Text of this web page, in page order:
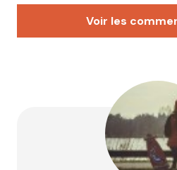
Voir les
Bonjour j’aimerais donner